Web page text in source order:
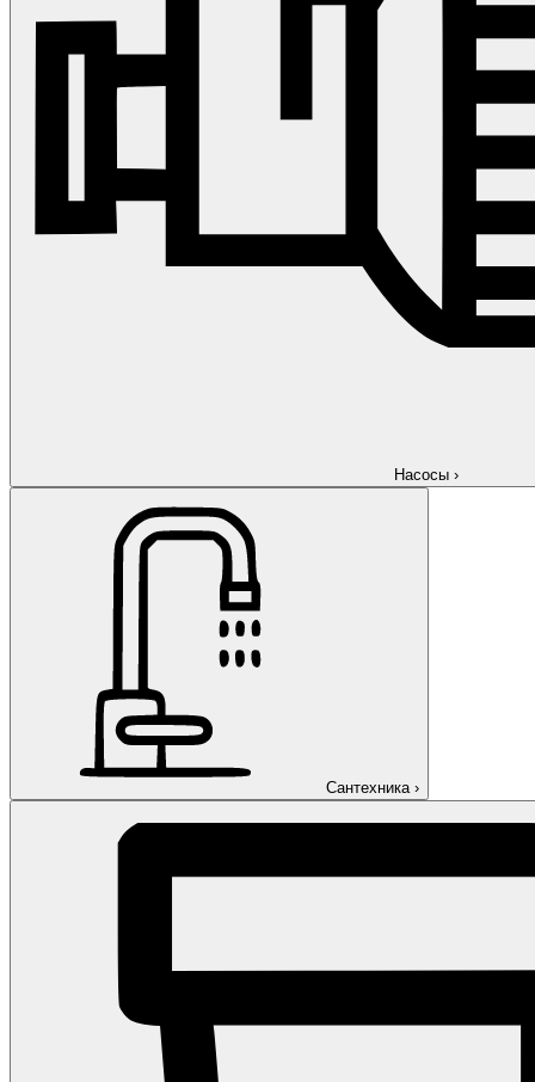
Насосы ›
Сантехника ›